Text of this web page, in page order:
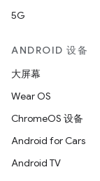
5G
ANDROID 设备
大屏幕
Wear OS
ChromeOS 设备
Android for Cars
Android TV